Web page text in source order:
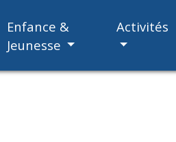
Enfance &
Jeunesse
Activités